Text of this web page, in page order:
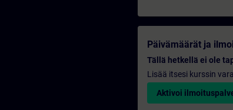
Päivämäärät ja
Tällä hetkellä ei ole
Lisää itsesi kurssin
Aktivoi